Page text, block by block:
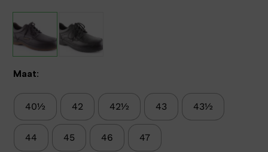
Maat:
40½ 42 42½ 43 43½
44 45 46 47